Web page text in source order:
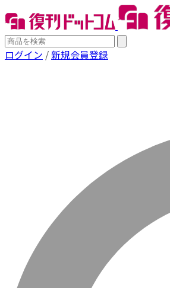
ログイン /新規会員登録